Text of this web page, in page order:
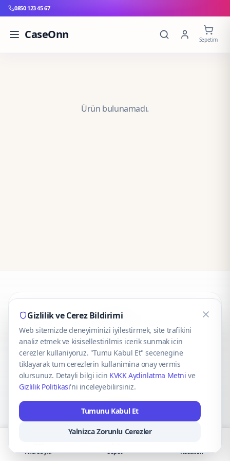
0850 123 45 67
CaseOnn Sepetim
Ürün bulunamadı.
CaseOnn
© 2025 CaseOnn. Tüm hakları saklıdır.
VISA Mastercard
Gizlilik ve Cerez Bildirimi
Web sitemizde deneyiminizi iyilestirmek, site trafikini
analiz etmek ve kisisellestirilmis icerik sunmak icin
cerezler kullaniyoruz. "Tumu Kabul Et" secenegine
tiklayarak tum cerezlerin kullanimina onay vermis
olursunuz. Detayli bilgi icin KVKK Aydinlatma Metni ve
Gizlilik Politikasi'ni inceleyebilirsiniz.
Tumunu Kabul Et
Yalnizca Zorunlu Cerezler
Ana Sayfa Sepet Hesabım